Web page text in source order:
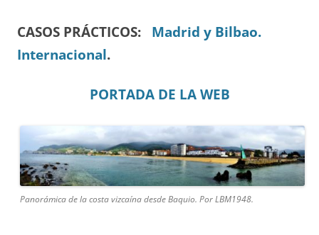
CASOS PRÁCTICOS: Madrid y Bilbao.
Internacional.
PORTADA DE LA WEB
Panorámica de la costa vizcaína desde Baquio. Por LBM1948.